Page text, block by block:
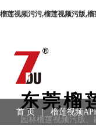
榴莲视频污污,榴莲视频污版,
东莞榴
园林榴莲视频污版
首 页 | 榴莲视频